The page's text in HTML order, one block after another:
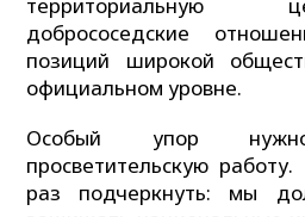
территориальную
добрососедские
позиций широкой
официальном уровне.
Особый упор
просветительскую
раз подчеркнуть: мы